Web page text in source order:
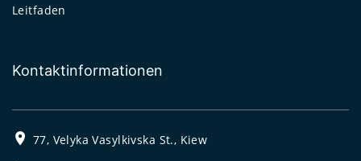
Leitfaden
Kontaktinformationen
77, Velyka Vasylkivska St., Kiew